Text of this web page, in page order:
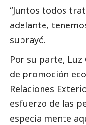
“Juntos todos
adelante,
subrayó.
Por su parte,
de promoción
Relaciones
esfuerzo de las
especialmente